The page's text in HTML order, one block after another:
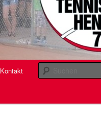
Kontakt